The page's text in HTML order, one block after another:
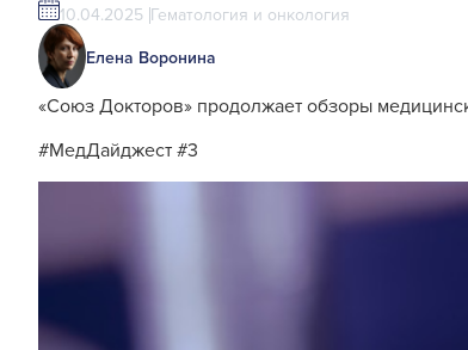
10.04.2025 Гематология и онкология
Елена Воронина
«Союз Докторов» продолжает обзоры
#МедДайджест #3